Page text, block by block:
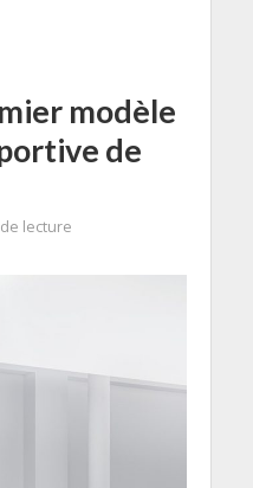
modèle
de
lecture